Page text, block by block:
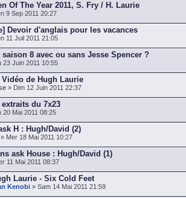
Of The Year 2011, S. Fry / H. Laurie
9 Sep 2011 20:27
Devoir d'anglais pour les vacances
11 Juil 2011 21:05
saison 8 avec ou sans Jesse Spencer ?
23 Juin 2011 10:55
de Hugh Laurie
» Dim 12 Juin 2011 22:37
extraits du 7x23
20 Mai 2011 08:25
H : Hugh/David (2)
» Mer 18 Mai 2011 10:27
ask House : Hugh/David (1)
11 Mai 2011 08:37
Laurie - Six Cold Feet
Kenobi » Sam 14 Mai 2011 21:59